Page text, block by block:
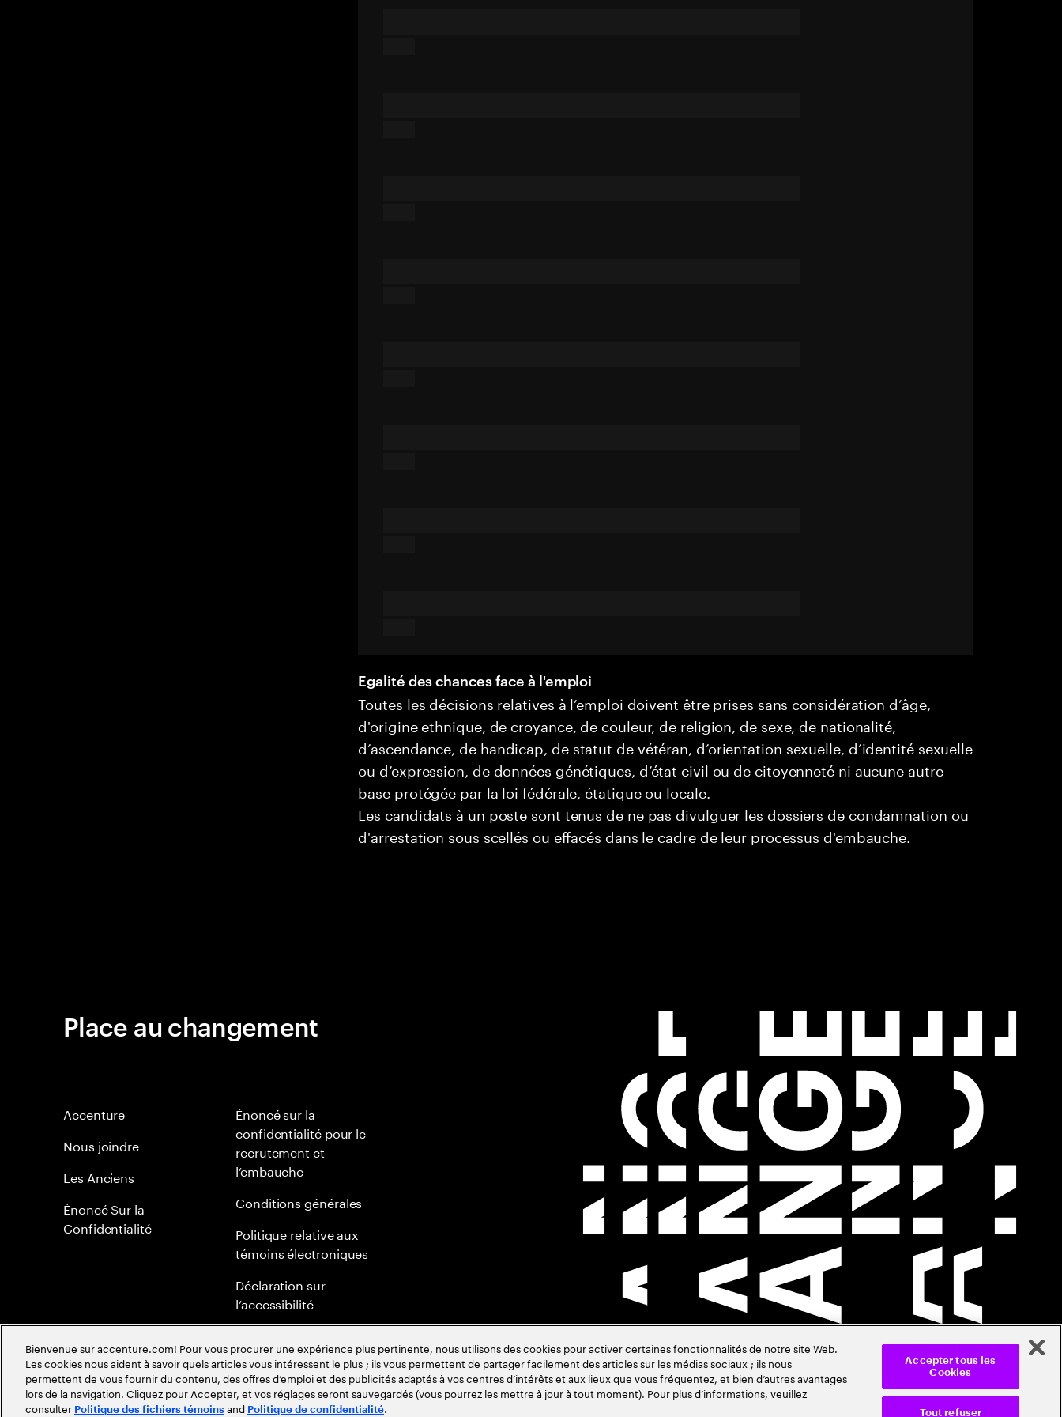
Egalité des chances face à l'emploi
Toutes les décisions relatives à l’emploi doivent être prises sans considération d’âge,
d'origine ethnique, de croyance, de couleur, de religion, de sexe, de nationalité,
d’ascendance, de handicap, de statut de vétéran, d’orientation sexuelle, d’identité sexuelle
ou d’expression, de données génétiques, d’état civil ou de citoyenneté ni aucune autre
base protégée par la loi fédérale, étatique ou locale.
Les candidats à un poste sont tenus de ne pas divulguer les dossiers de condamnation ou
d'arrestation sous scellés ou effacés dans le cadre de leur processus d'embauche.
Place au changement
Accenture
Nous joindre
Les Anciens
Énoncé Sur la
Confidentialité
Énoncé sur la
confidentialité pour le
recrutement et
l’embauche
Conditions générales
Politique relative aux
témoins électroniques
Déclaration sur
l’accessibilité
Politique mondiale de
méritocratie
Bienvenue sur accenture.com! Pour vous procurer une expérience plus pertinente, nous utilisons des cookies pour activer certaines fonctionnalités de notre site Web.
Les cookies nous aident à savoir quels articles vous intéressent le plus ; ils vous permettent de partager facilement des articles sur les médias sociaux ; ils nous
permettent de vous fournir du contenu, des offres d’emploi et des publicités adaptés à vos centres d’intérêts et aux lieux que vous fréquentez, et bien d’autres avantages
lors de la navigation. Cliquez pour Accepter, et vos réglages seront sauvegardés (vous pourrez les mettre à jour à tout moment). Pour plus d’informations, veuillez
consulter Politique des fichiers témoins and Politique de confidentialité. Tout refuser
Accepter tous les
Cookies